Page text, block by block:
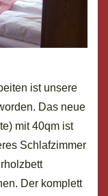
ist unsere
Das neue
mit 40qm ist
Schlafzimmer
Der komplett